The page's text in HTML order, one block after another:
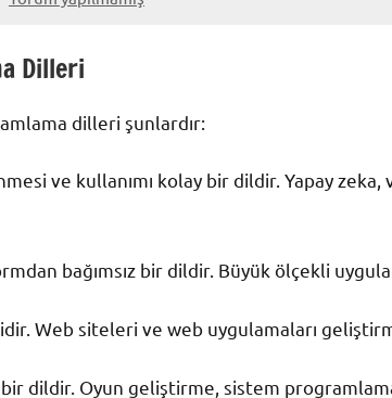
Dilleri
dilleri şunlardır:
ve kullanımı kolay bir dildir. Yapay
bağımsız bir dildir. Büyük ölçekli
Web siteleri ve web uygulamaları
dildir. Oyun geliştirme, sistem